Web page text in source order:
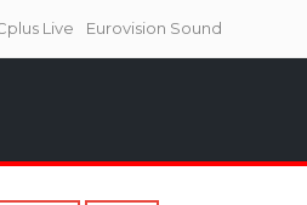
Live Eurovision Sound